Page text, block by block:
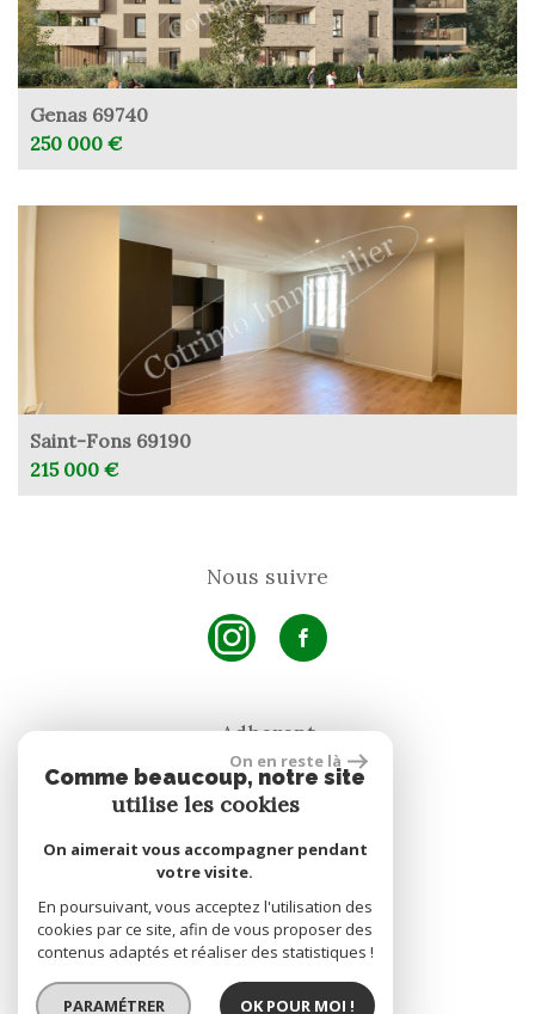
Genas 69740
250 000 €
Saint-Fons 69190
215 000 €
Nous suivre
Adherent
site réalisé par
On en reste là
Comme beaucoup, notre site
utilise les cookies
On aimerait vous accompagner pendant
votre visite.
En poursuivant, vous acceptez l'utilisation des
cookies par ce site, afin de vous proposer des
contenus adaptés et réaliser des statistiques !
PARAMÉTRER OK POUR MOI !